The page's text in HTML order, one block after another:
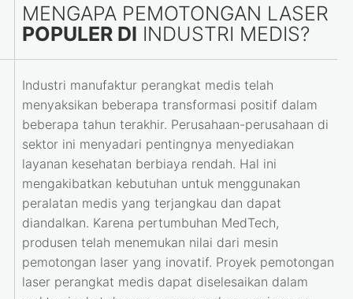
MENGAPA PEMOTONGAN LASER
POPULER DI INDUSTRI MEDIS?
Industri manufaktur perangkat medis telah
menyaksikan beberapa transformasi positif dalam
beberapa tahun terakhir. Perusahaan-perusahaan di
sektor ini menyadari pentingnya menyediakan
layanan kesehatan berbiaya rendah. Hal ini
mengakibatkan kebutuhan untuk menggunakan
peralatan medis yang terjangkau dan dapat
diandalkan. Karena pertumbuhan MedTech,
produsen telah menemukan nilai dari mesin
pemotongan laser yang inovatif. Proyek pemotongan
laser perangkat medis dapat diselesaikan dalam